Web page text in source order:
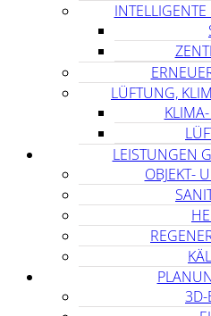
LÜFTUNG,
LEISTUNGEN
OBJEKT-
3D-